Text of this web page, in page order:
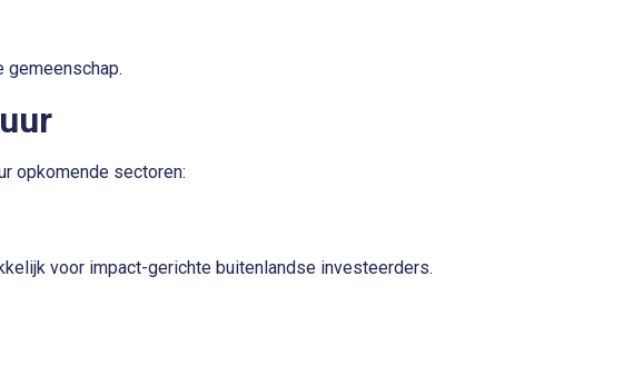
gemeenschap.
opkomende sectoren:
voor impact-gerichte buitenlandse investeerders.